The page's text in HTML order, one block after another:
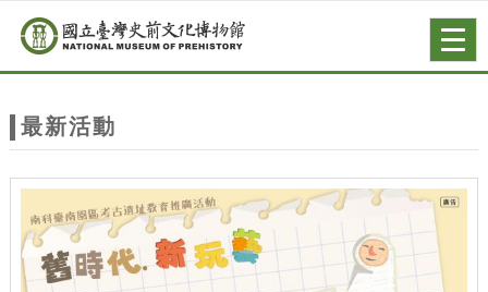
站
主
題
跳到主要內容
網站導覽
最新活動